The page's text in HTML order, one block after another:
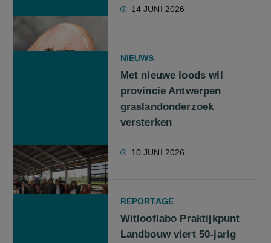
14 JUNI 2026
NIEUWS
Met nieuwe loods wil
provincie Antwerpen
graslandonderzoek
versterken
10 JUNI 2026
REPORTAGE
Witlooflabo Praktijkpunt
Landbouw viert 50-jarig